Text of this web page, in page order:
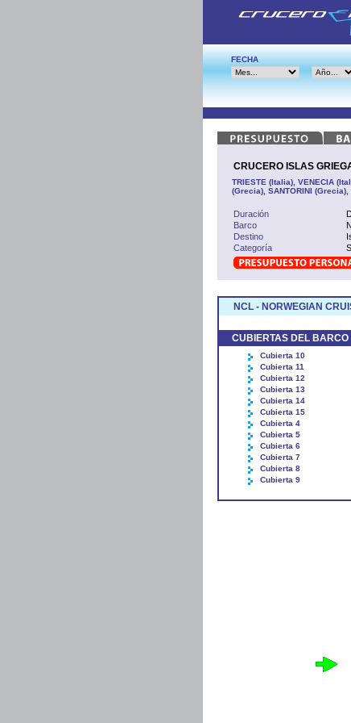
FECHA
CRUCERO ISLAS
TRIESTE (Italia), VENECIA
(Grecia), SANTORINI
Duración
Barco
Destino
Categoría
NCL - NORWEGIAN
CUBIERTAS DEL BARCO
Cubierta 10
Cubierta 11
Cubierta 12
Cubierta 13
Cubierta 14
Cubierta 15
Cubierta 4
Cubierta 5
Cubierta 6
Cubierta 7
Cubierta 8
Cubierta 9